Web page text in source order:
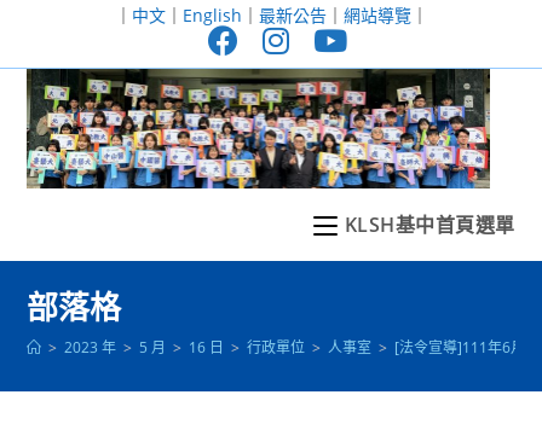
至
｜ 中文｜ English ｜ 最新公告｜ 網站導覽｜
KLSH基中首頁選單
部落格
> 2023 年 > 5 月 > 16 日 > 行政單位 > 人事室 > [法令宣導]111年6月8